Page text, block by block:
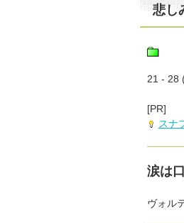
悲し
21 -
[PR]
スナ
涙は
ヴォル